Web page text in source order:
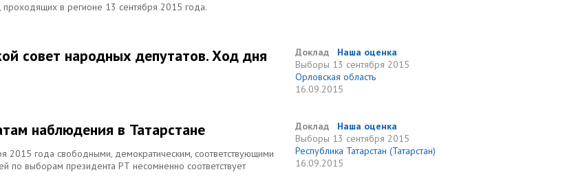
проходящих в регионе 13 сентября 2015 года.
совет народных депутатов. Ход дня
Доклад
Наша оценка
Выборы 13 сентября 2015
Орловская область
16.09.2015
наблюдения в Татарстане
2015 года свободными, демократическим, соответствующими
по выборам президента РТ несомненно соответствует
Доклад
Наша оценка
Выборы 13 сентября 2015
Республика Татарстан (Татарстан)
16.09.2015